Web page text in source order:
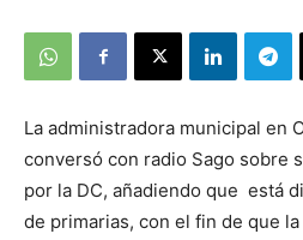
La administradora municipal en
conversó con radio Sago sobre
por la DC, añadiendo que está
de primarias, con el fin de que